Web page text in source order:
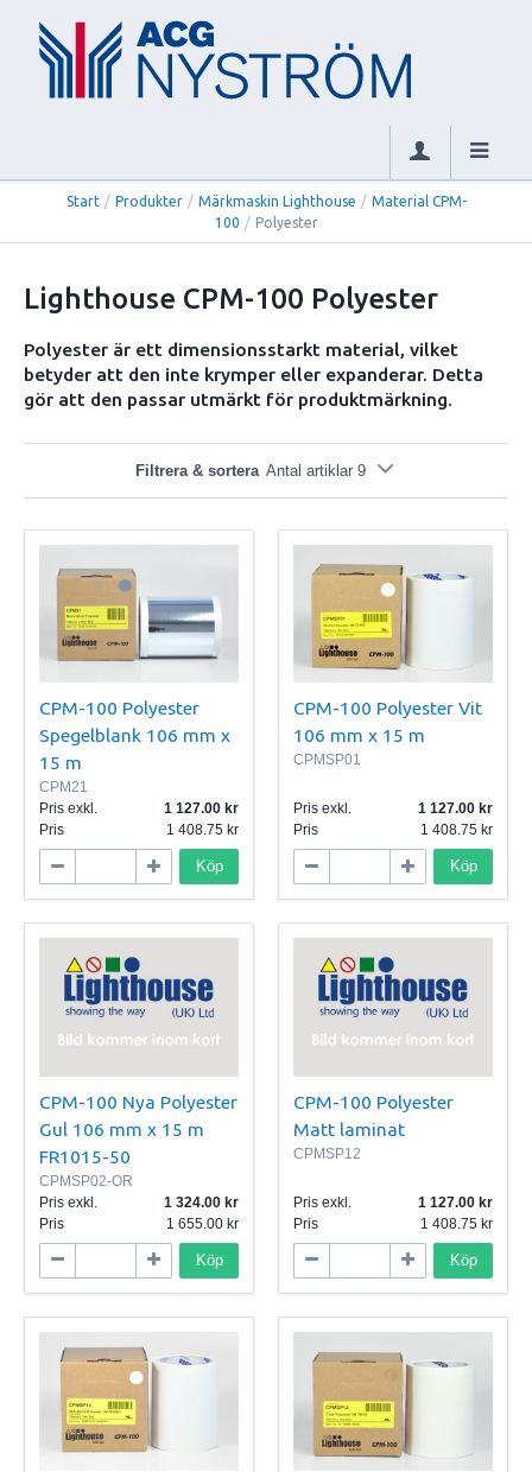
Start / Produkter / Märkmaskin Lighthouse / Material CPM-
100 / Polyester
Lighthouse CPM-100 Polyester
Polyester är ett dimensionsstarkt material, vilket
betyder att den inte krymper eller expanderar. Detta
gör att den passar utmärkt för produktmärkning.
Filtrera & sortera Antal artiklar 9
CPM-100 Polyester
Spegelblank 106 mm x
15 m
CPM21
Pris exkl.
1 127.00
Pris
1 408.75
Köp
CPM-100 Polyester Vit
106 mm x 15 m
CPMSP01
Pris exkl.
1 127.00
Pris
1 408.75
Köp
CPM-100 Nya Polyester
Gul 106 mm x 15 m
FR1015-50
CPMSP02-OR
Pris exkl.
1 324.00
Pris
1 655.00
Köp
CPM-100 Polyester
Matt laminat
CPMSP12
Pris exkl.
1 127.00
Pris
1 408.75
Köp